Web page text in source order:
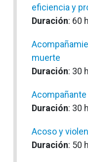
eficiencia y
Duración: 60
muerte
Duración: 30
Duración: 30
Acoso y
Duración: 50